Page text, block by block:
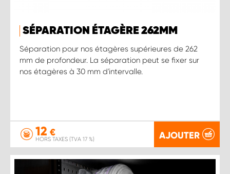
SÉPARATION ÉTAGÈRE 262MM
Séparation pour nos étagères supérieures de 262
mm de profondeur. La séparation peut se fixer sur
nos étagères à 30 mm d'intervalle.
12 €
HORS TAXES (TVA 17 %) AJOUTER